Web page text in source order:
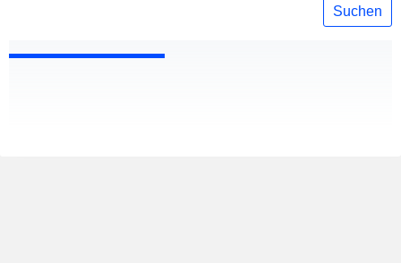
Suchen